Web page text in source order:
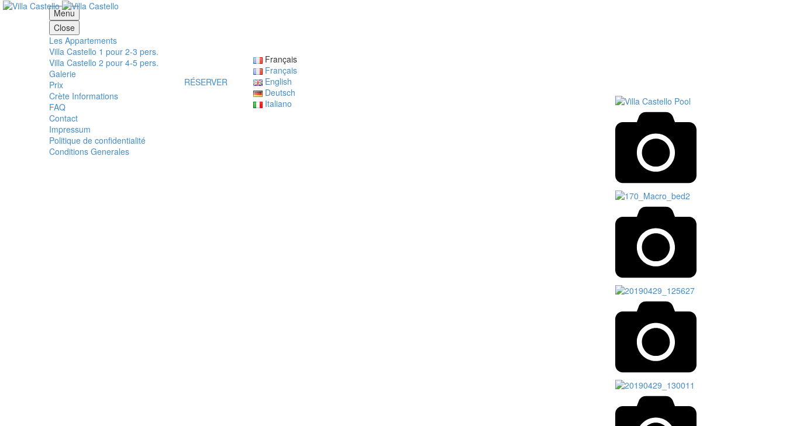
Menu
Close
Les Appartements
Villa Castello 1 pour 2-3 pers.
Villa Castello 2 pour 4-5 pers.
Galerie
Prix
Crète Informations
FAQ
Contact
Impressum
Politique de confidentialité
Conditions Generales
RÉSERVER
Français
Français
English
Deutsch
Italiano